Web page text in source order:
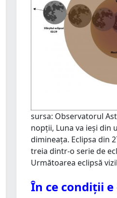
sursa: Observatorul
nopții, Luna va ieși din
dimineața. Eclipsa din
treia dintr-o serie de
Următoarea eclipsă
În ce condiții